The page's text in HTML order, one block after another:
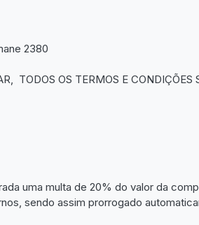
2380
TODOS OS TERMOS E CONDIÇÕES
uma multa de 20% do valor da
sendo assim prorrogado